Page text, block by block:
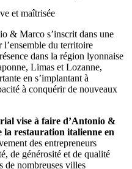
et maîtrisée
& Marco s’inscrit dans une
l’ensemble du territoire
dans la région lyonnaise
Limas et Lozanne,
en s’implantant à
à conquérir de nouveaux
vise à faire d’Antonio &
la restauration italienne en
des entrepreneurs
de générosité et de qualité
de nombreuses villes